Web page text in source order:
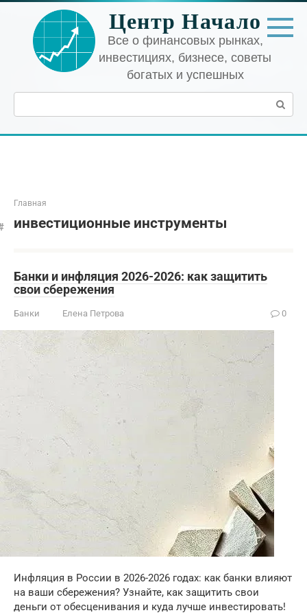
Перейти
контенту
Центр Начало
Все о финансовых рынках,
инвестициях, бизнесе, советы
богатых и успешных
Поиск:
Главная
инвестиционные инструменты
Банки и инфляция 2026-2026: как защитить
свои сбережения
Банки Елена Петрова 0
Инфляция в России в 2026-2026 годах: как банки влияют
на ваши сбережения? Узнайте, как защитить свои
деньги от обесценивания и куда лучше инвестировать!